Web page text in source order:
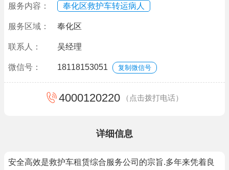
服务内容： 奉化区救护车转运病人
服务区域： 奉化区
联系人： 吴经理
微信号： 18118153051 复制微信号
4000120220 （点击拨打电话）
详细信息
安全高效是救护车租赁综合服务公司的宗旨.多年来凭着良